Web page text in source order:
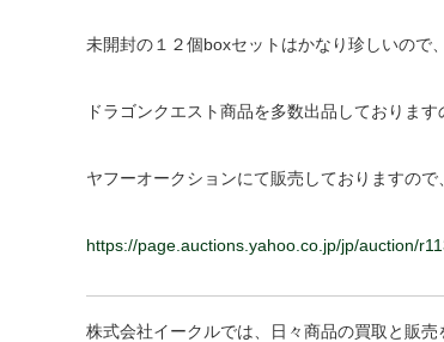
未開封の１２個boxセットはかなり珍しいので
ドラゴンクエスト商品を多数出品しておりま
ヤフーオークションにて販売しておりますので
https://page.auctions.yahoo.co.jp/jp/auction/
株式会社イークルでは、日々商品の買取と販